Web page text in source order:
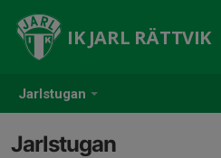
Jarlstugan
IK JARL RÄTTVIK
Jarlstugan